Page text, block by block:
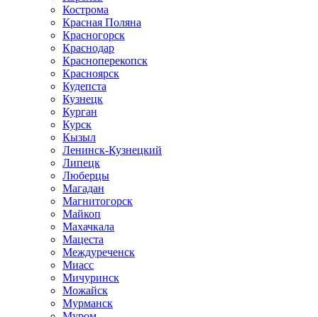
Кострома
Красная Поляна
Красногорск
Краснодар
Красноперекопск
Красноярск
Кудепста
Кузнецк
Курган
Курск
Кызыл
Ленинск-Кузнецкий
Липецк
Люберцы
Магадан
Магнитогорск
Майкоп
Махачкала
Мацеста
Междуреченск
Миасс
Мичуринск
Можайск
Мурманск